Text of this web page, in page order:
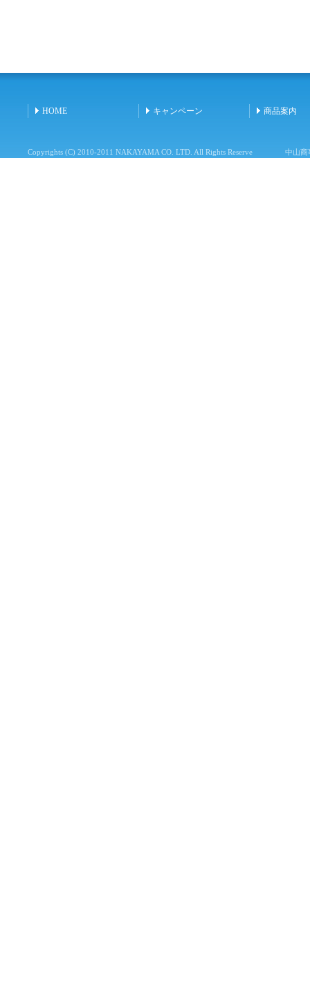
HOME キャンペーン 商品案内
Copyrights (C) 2010-2011 NAKAYAMA CO. LTD. All Rights Reserve 中山商